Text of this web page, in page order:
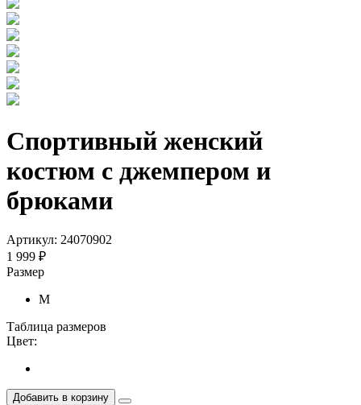
Спортивный женский
костюм с джемпером и
брюками
Артикул: 24070902
1 999 ₽
Размер
M
Таблица размеров
Цвет:
Добавить в корзину